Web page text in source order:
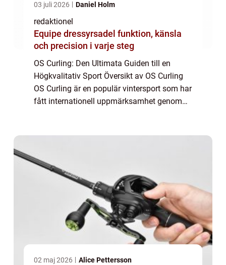
03 juli 2026 Daniel Holm
redaktionel
Equipe dressyrsadel funktion, känsla
och precision i varje steg
OS Curling: Den Ultimata Guiden till en
Högkvalitativ Sport Översikt av OS Curling
OS Curling är en populär vintersport som har
fått internationell uppmärksamhet genom
02 maj 2026 Alice Pettersson